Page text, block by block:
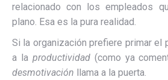
relacionado con los empleados
plano. Esa es la pura realidad.
Si la organización prefiere primar el
a la productividad(como ya
desmotivación llama a la puerta.